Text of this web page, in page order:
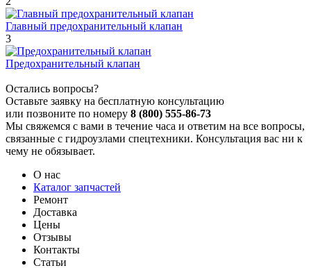
Главный предохранительный клапан
3
Предохранительный клапан
Остались вопросы?
Оставьте заявку на бесплатную консультацию
или позвоните по номеру 8 (800) 555-86-73
Мы свяжемся с вами в течение часа и ответим на все вопросы,
связанные с гидроузлами спецтехники. Консультация вас ни к
чему не обязывает.
О нас
Каталог запчастей
Ремонт
Доставка
Цены
Отзывы
Контакты
Статьи